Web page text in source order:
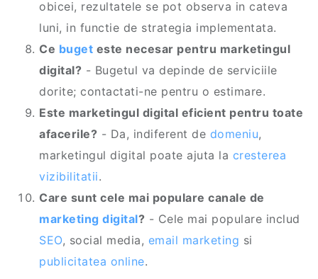
obicei, rezultatele se pot observa in cateva
luni, in functie de strategia implementata.
Ce buget este necesar pentru marketingul
digital? - Bugetul va depinde de serviciile
dorite; contactati-ne pentru o estimare.
Este marketingul digital eficient pentru toate
afacerile? - Da, indiferent de domeniu,
marketingul digital poate ajuta la cresterea
vizibilitatii.
Care sunt cele mai populare canale de
marketing digital? - Cele mai populare includ
SEO, social media, email marketing si
publicitatea online.